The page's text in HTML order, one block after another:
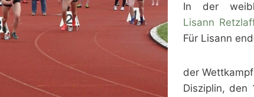
In der
Lisann
Für Lisann
der
Disziplin, den